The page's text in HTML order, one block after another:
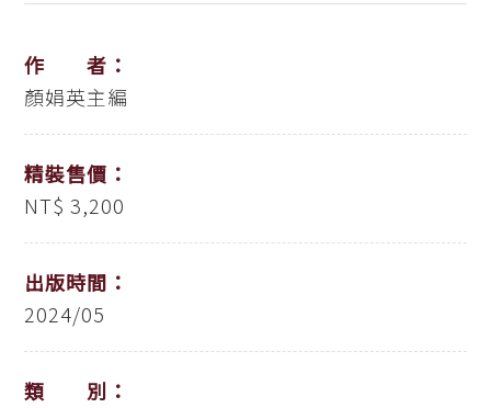
作 者：
顏娟英主編
精裝售價：
NT$ 3,200
出版時間：
2024/05
類 別：